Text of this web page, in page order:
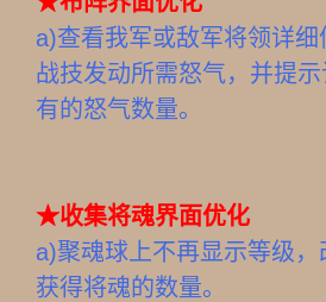
a)查看我军或敌军将领详细
战技发动所需怒气，并提
有的怒气数量。
★收集将魂界面优化
a)聚魂球上不再显示等级
获得将魂的数量。